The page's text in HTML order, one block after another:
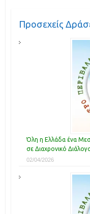
Προσεχείς
Όλη η Ελλάδα ένα
σε Διαχρονικό
02/04/2026